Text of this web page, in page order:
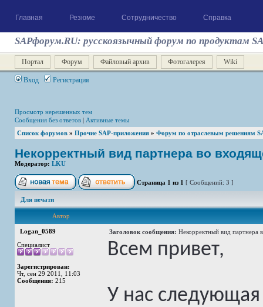
Главная Резюме Сотрудничество Справка
SAPфорум.RU: русскоязычный форум по продуктам
Портал Форум Файловый архив Фотогалерея Wiki
Вход Регистрация
Просмотр нерешенных тем
Сообщения без ответов | Активные темы
Список форумов » Прочие SAP-приложения » Форум по отраслевым решениям
Некорректный вид партнера во
Модератор: LKU
Страница 1 из 1 [ Сообщений: 3 ]
Для печати
Автор
Logan_0589 Заголовок сообщения: Некорректный вид
Специалист
Зарегистрирован:
Чт, сен 29 2011, 11:03
Сообщения: 215
Всем привет,
У нас